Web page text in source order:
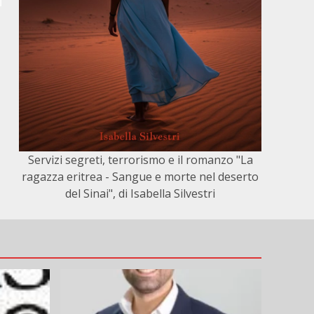
Servizi segreti, terrorismo e il romanzo "La
ragazza eritrea - Sangue e morte nel deserto
del Sinai", di Isabella Silvestri